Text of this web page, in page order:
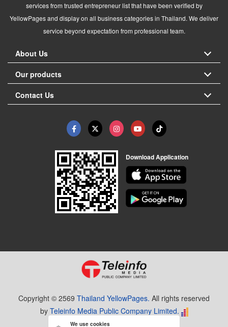
services from trusted entrepreneur list that have been verified by
YellowPages and display on all business categories in Thailand. We deliver
service beyond expectation from professional team.
About Us
Our products
Contact Us
Download Application
Copyright © 2569 Thailand YellowPages. All rights reserved
by Teleinfo Media Public Company Limited.
We use cookies